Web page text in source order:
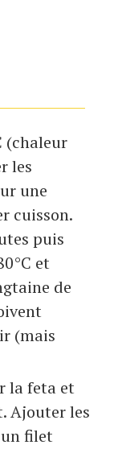
(chaleur
les
une
cuisson.
puis
et
de
(mais
la feta et
Ajouter les
filet